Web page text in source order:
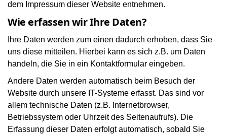
dem Impressum dieser Website entnehmen.
Wie erfassen wir Ihre Daten?
Ihre Daten werden zum einen dadurch erhoben, dass Sie
uns diese mitteilen. Hierbei kann es sich z.B. um Daten
handeln, die Sie in ein Kontaktformular eingeben.
Andere Daten werden automatisch beim Besuch der
Website durch unsere IT-Systeme erfasst. Das sind vor
allem technische Daten (z.B. Internetbrowser,
Betriebssystem oder Uhrzeit des Seitenaufrufs). Die
Erfassung dieser Daten erfolgt automatisch, sobald Sie